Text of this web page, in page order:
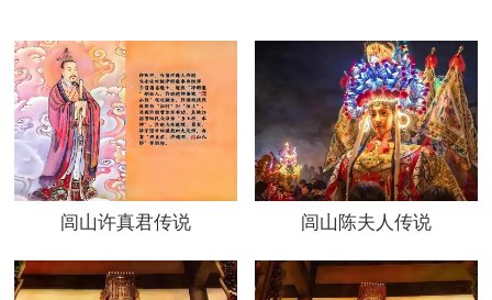
闾山许真君传说 闾山陈夫人传说